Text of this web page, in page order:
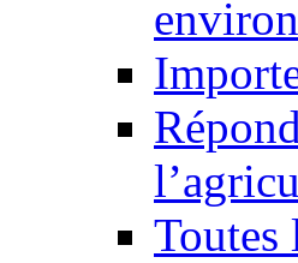
Toutes